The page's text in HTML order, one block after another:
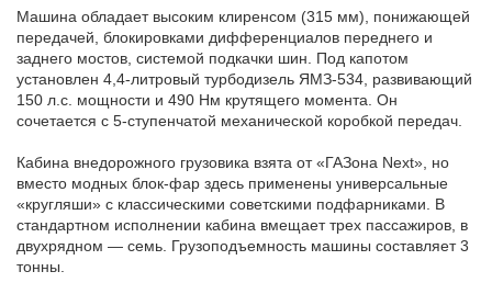
Сервисный центр
+7 (4162) 22–95–69
График работы: ПН-ПТ с 8.30 до 18.00 (+6 по МСК)
График работы сервис: ПН-СБ с 8.30 до 20.00
Машина обладает высоким клиренсом (315 мм), понижающей
передачей, блокировками дифференциалов переднего и
заднего мостов, системой подкачки шин. Под капотом
установлен 4,4-литровый турбодизель ЯМЗ-534, развивающий
150 л.с. мощности и 490 Нм крутящего момента. Он
сочетается с 5-ступенчатой механической коробкой передач.
Кабина внедорожного грузовика взята от «ГАЗона Next», но
вместо модных блок-фар здесь применены универсальные
«кругляши» с классическими советскими подфарниками. В
стандартном исполнении кабина вмещает трех пассажиров, в
двухрядном — семь. Грузоподъемность машины составляет 3
тонны.